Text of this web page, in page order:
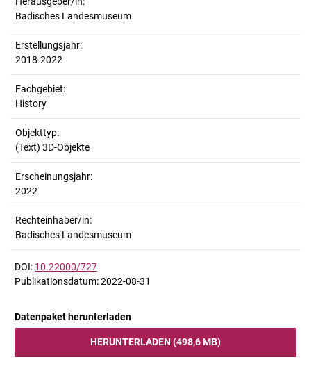
Badisches Landesmuseum
Erstellungsjahr:
2018-2022
Fachgebiet:
History
Objekttyp:
(Text) 3D-Objekte
Erscheinungsjahr:
2022
Rechteinhaber/in:
Badisches Landesmuseum
DOI: 10.22000/727
Publikationsdatum: 2022-08-31
Datenpaket herunterladen
HERUNTERLADEN (498,6 MB)